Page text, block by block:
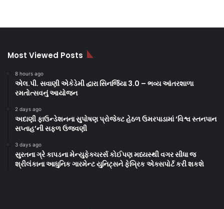
Most Viewed Posts
8 hours ago
એલ.પી. સવાણી એકેડેમી દ્વારા સિનર્જિયા 3.0 – ભવ્ય આંતરશાળા
રમતોત્સવનું આયોજન
2 days ago
અદાણી ફાઉન્ડેશનના સુપોષણ પ્રોજેક્ટ હેઠળ ઉમરપાડામાં ‘વિશ્વ સ્તનપાન
સપ્તાહ’ની સફળ ઉજવણી
3 days ago
સુરતના ગ્રે કાપડના મેન્યુફેક્ચરર્સ કોઈપણ મધ્યસ્થી વગર સીધા જ
શ્રીલંકાના આધુનિક ગારમેન્ટ યુનિટ્સને ફેબ્રિક એક્સપોર્ટ કરી શકશે